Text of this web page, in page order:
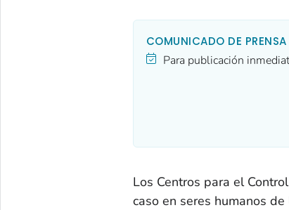
COMUNICADO DE PRENSA
Para publicación
Los Centros para el
caso en seres humanos